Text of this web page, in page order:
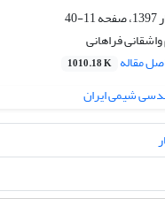
11-40
فراهانی
مقاله 1010.18 K